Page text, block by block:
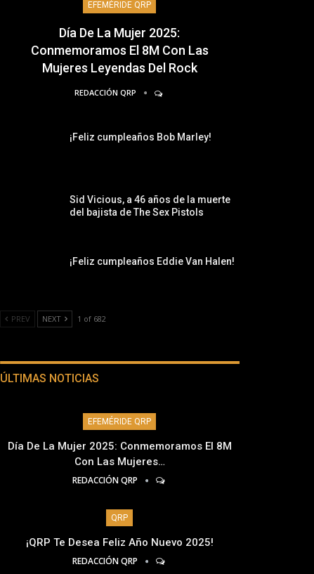
EFEMÉRIDE QRP
Día De La Mujer 2025:
Conmemoramos El 8M Con Las
Mujeres Leyendas Del Rock
REDACCIÓN QRP
¡Feliz cumpleaños Bob Marley!
Sid Vicious, a 46 años de la muerte
del bajista de The Sex Pistols
¡Feliz cumpleaños Eddie Van Halen!
PREV NEXT 1 of 682
ÚLTIMAS NOTICIAS
EFEMÉRIDE QRP
Día De La Mujer 2025: Conmemoramos El 8M
Con Las Mujeres…
REDACCIÓN QRP
QRP
¡QRP Te Desea Feliz Año Nuevo 2025!
REDACCIÓN QRP